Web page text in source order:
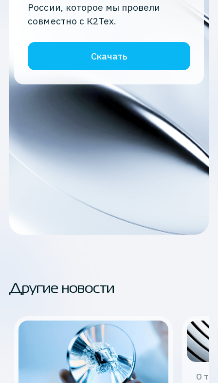
России, которое мы провели
совместно с К2Тех.
Скачать
Другие новости
О